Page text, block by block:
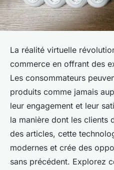
La réalité virtuelle
commerce en offrant des
Les consommateurs
produits comme jamais
leur engagement et leur
la manière dont les clients
des articles, cette
modernes et crée des
sans précédent. Explorez